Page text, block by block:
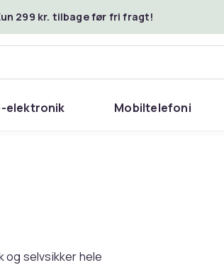
299 kr. tilbage før fri fragt!
elektronik Mobiltelefoni
og selvsikker hele